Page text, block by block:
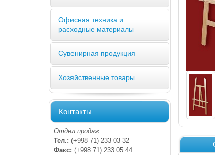
Офисная техника и
расходные материалы
Сувенирная продукция
Хозяйственные товары
Контакты
Отдел продаж:
Тел.: (+998 71) 233 03 32
Факс: (+998 71) 233 05 44